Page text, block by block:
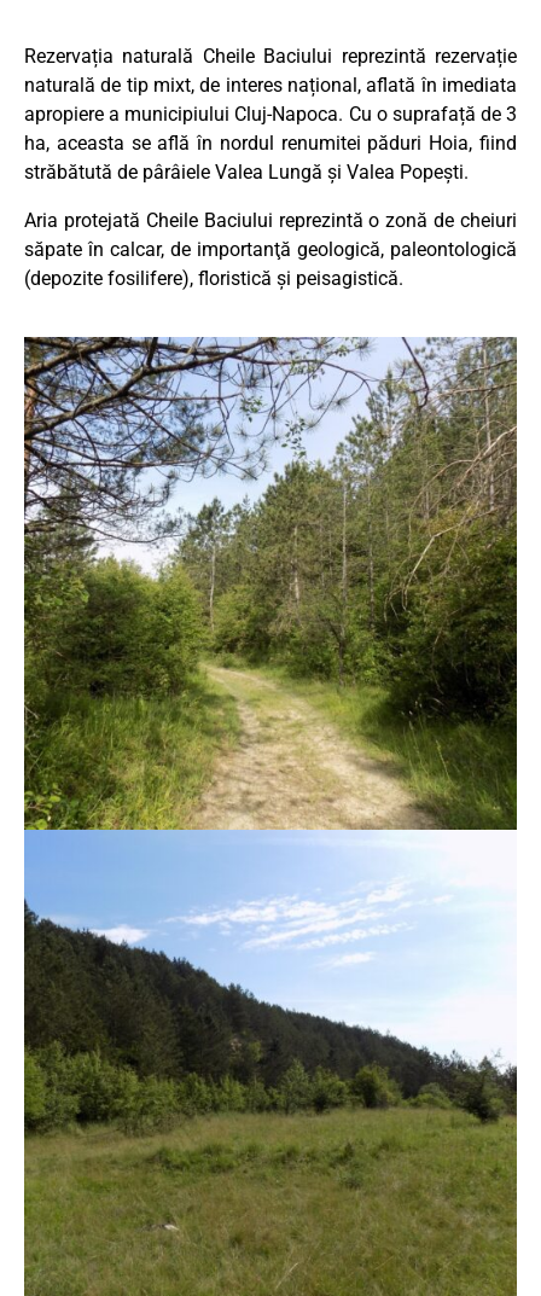
Rezervația naturală Cheile Baciului reprezintă rezervație
naturală de tip mixt, de interes național, aflată în imediata
apropiere a municipiului Cluj-Napoca. Cu o suprafață de 3
ha, aceasta se află în nordul renumitei păduri Hoia, fiind
străbătută de pârâiele Valea Lungă și Valea Popești.
Aria protejată Cheile Baciului reprezintă o zonă de cheiuri
săpate în calcar, de importanţă geologică, paleontologică
(depozite fosilifere), floristică şi peisagistică.